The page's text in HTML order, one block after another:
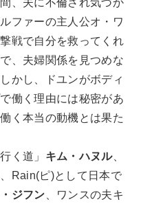
、夫に不倫され気づか
ファーの主人公オ・ワ
戦で自分を救ってくれ
、夫婦関係を見つめな
かし、ドユンがボディ
働く理由には秘密があ
く本当の動機とは果た
く道」 キム・ハヌル、
Rain(ピ)として日本で
ジフン 、ワンスの夫キ